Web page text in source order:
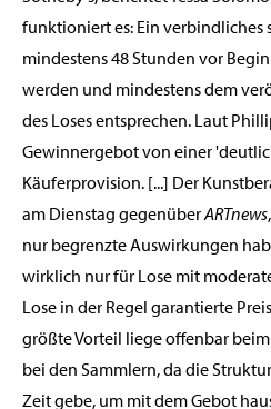
funktioniert es: Ein verbindliches
mindestens 48 Stunden vor
werden und mindestens dem
des Loses entsprechen. Laut
Gewinnergebot von einer
Käuferprovision. [...] Der
am Dienstag gegenüberARTnews
nur begrenzte Auswirkungen
wirklich nur für Lose mit
Lose in der Regel garantierte
größte Vorteil liege offenbar
bei den Sammlern, da die
Zeit gebe, um mit dem Gebot